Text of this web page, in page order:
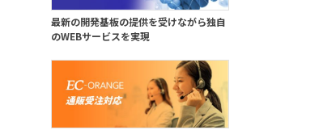
最新の開発基板の提供を受けながら独自
のWEBサービスを実現